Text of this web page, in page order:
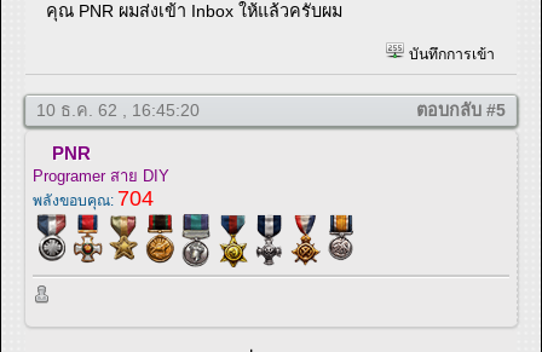
คุณ PNR ผมส่งเข้า Inbox ให้แล้วครับผม
บันทึกการเข้า
10 ธ.ค. 62 , 16:45:20 ตอบกลับ #5
PNR
Programer สาย DIY
พลังขอบคุณ: 704